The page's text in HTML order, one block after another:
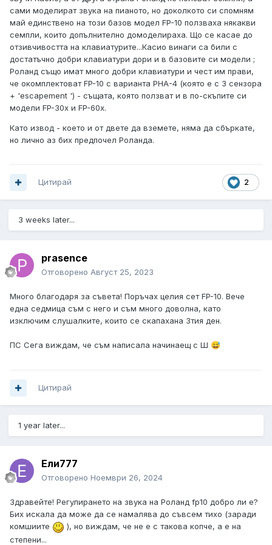
сами моделират звука на пианото, но доколкото си спомням
май единствено на този базов модел FP-10 ползваха някакви
семпли, които допълнително домоделираха. Що се касае до
отзивчивостта на клавиатурите...Касио винаги са били с
достатъчно добри клавиатури дори и в базовите си модели ;
Роланд също имат много добри клавиатури и чест им прави,
че окомплектоват FP-10 с варианта PHA-4 (която е с 3 сензора
+ 'escapement ') - същата, която ползват и в по-скъпите си
модели FP-30x и FP-60x.
Като извод - което и от двете да вземете, няма да сбъркате,
но лично аз бих предпочел Роланда.
2
Цитирай
3 weeks later...
prasence
Отговорено Август 25, 2023
Много благодаря за съвета! Поръчах целия сет FP-10. Вече
една седмица съм с него и съм много доволна, като
изключим слушалките, които се скапахана 3тия ден.
ПС Сега виждам, че съм написала начинаещ с Ш 😅
Цитирай
1 year later...
Ели777
Отговорено Ноември 26, 2024
Здравейте! Регулирането на звука на Роланд fp10 добро ли е?
Бих искала да може да се намалява до съвсем тихо (заради
комшиите
), но виждам, че не е с такова копче, а е на
степени...